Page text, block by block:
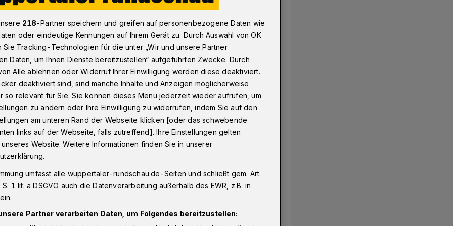
30. Dezember 2020: 1.460 Wuppertaler infiziert
30. Dezember 2020
1.460
infiziert
Dezember 2020) meldet die Stadt
die aktuell mit dem Corona-
der Inzidenzwert bei 161,97.
218-Partner speichern und greifen auf personenbezogene Daten wie
oder eindeutige Kennungen auf Ihrem Gerät zu. Durch Auswahl von OK
Sie Tracking-Technologien für die unter „Wir und unsere Partner
Daten, um Ihnen Dienste bereitzustellen“ aufgeführten Zwecke. Durch
Alle ablehnen oder Widerruf Ihrer Einwilligung werden diese deaktiviert.
deaktiviert sind, sind manche Inhalte und Anzeigen möglicherweise
so relevant für Sie. Sie können dieses Menü jederzeit wieder aufrufen, um
zu ändern oder Ihre Einwilligung zu widerrufen, indem Sie auf den
am unteren Rand der Webseite klicken [oder das schwebende
links auf der Webseite, falls zutreffend]. Ihre Einstellungen gelten
Website. Weitere Informationen finden Sie in unserer
umfasst alle wuppertaler-rundschau.de-Seiten und schließt gem. Art.
1 lit. a DSGVO auch die Datenverarbeitung außerhalb des EWR, z.B. in
Partner verarbeiten Daten, um Folgendes bereitzustellen: